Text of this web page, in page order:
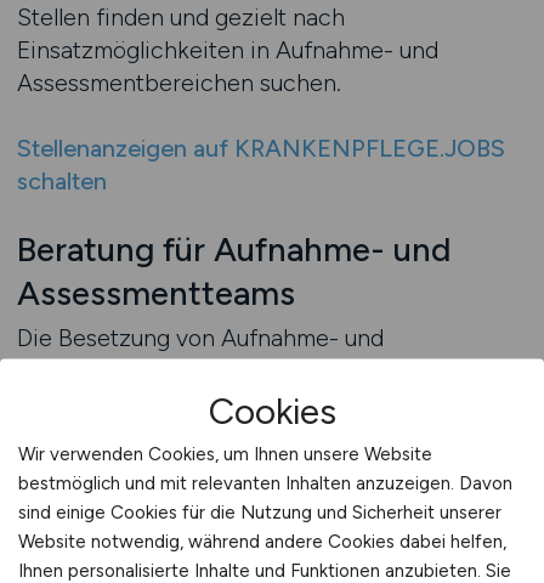
Stellen finden und gezielt nach
Einsatzmöglichkeiten in Aufnahme- und
Assessmentbereichen suchen.
Stellenanzeigen auf KRANKENPFLEGE.JOBS
schalten
Beratung für Aufnahme- und
Assessmentteams
Die Besetzung von Aufnahme- und
besondere organisatorische
frequentiert, oft zeitkritisch und von hoher
Verantwortung geprägt. Eine professionelle
Beratung unterstützt Kliniken dabei, den
eigenen Personalbedarf realistisch
Cookies
Wir verwenden Cookies, um Ihnen unsere Website
bestmöglich und mit relevanten Inhalten anzuzeigen. Davon
sind einige Cookies für die Nutzung und Sicherheit unserer
Website notwendig, während andere Cookies dabei helfen,
Ihnen personalisierte Inhalte und Funktionen anzubieten. Sie